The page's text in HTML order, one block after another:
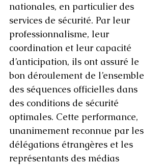
nationales, en particulier des
services de sécurité. Par leur
professionnalisme, leur
coordination et leur capacité
d’anticipation, ils ont assuré le
bon déroulement de l’ensemble
des séquences officielles dans
des conditions de sécurité
optimales. Cette performance,
unanimement reconnue par les
délégations étrangères et les
représentants des médias